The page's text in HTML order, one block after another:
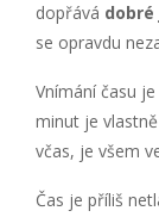
dopřává dobré
se opravdu
Vnímání času
minut je
včas, je všem
Čas je příliš